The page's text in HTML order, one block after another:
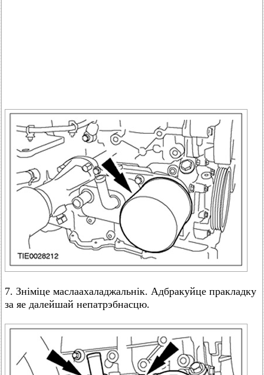
7. Зніміце маслаахаладжальнік. Адбракуйце пракладку
за яе далейшай непатрэбнасцю.